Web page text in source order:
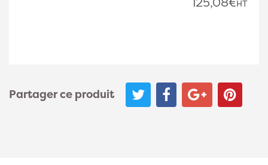
HT
Partager ce produit